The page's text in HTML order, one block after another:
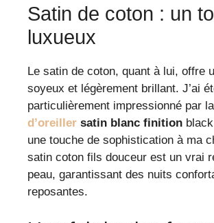
Satin de coton : un
luxueux
Le satin de coton, quant à lui, offre
soyeux et légèrement brillant. J’ai
particulièrement impressionné par la
d’oreiller satin blanc finition
une touche de sophistication à ma
satin coton fils douceur est un vrai
peau, garantissant des nuits
reposantes.